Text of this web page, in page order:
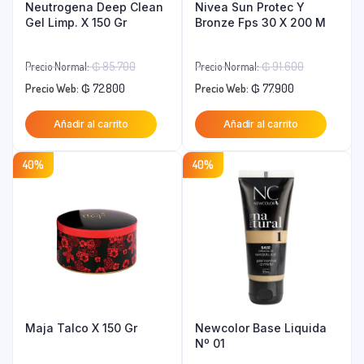
Neutrogena Deep Clean
Gel Limp. X 150 Gr
Precio Normal:₲85.700El
original
era:
₲ 85.700.
Precio Web: ₲ 72.800
precio
actual
₲ 72.800.
Añadir al carrito
Nivea Sun Protec Y
Bronze Fps 30 X 200 M
Precio Normal:₲91.600El
original
era:
Precio Web: ₲ 77.900
precio
actual
₲ 77.900.
Añadir al carrito
40%
Maja Talco X 150 Gr
40%
Newcolor Base Liquida
Nº 01